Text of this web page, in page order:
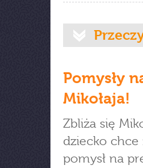
Pomysły
Mikołaja!
Zbliża się
dziecko chce
pomysł na